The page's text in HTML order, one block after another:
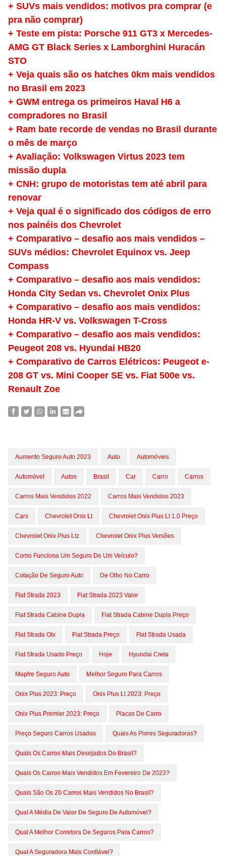
+ SUVs mais vendidos: motivos pra comprar (e
pra não comprar)
+ Teste em pista: Porsche 911 GT3 x Mercedes-
AMG GT Black Series x Lamborghini Huracán
STO
+ Veja quais são os hatches 0km mais vendidos
no Brasil em 2023
+ GWM entrega os primeiros Haval H6 a
compradores no Brasil
+ Ram bate recorde de vendas no Brasil durante
o mês de março
+ Avaliação: Volkswagen Virtus 2023 tem
missão dupla
+ CNH: grupo de motoristas tem até abril para
renovar
+ Veja qual é o significado dos códigos de erro
nos painéis dos Chevrolet
+ Comparativo – desafio aos mais vendidos –
SUVs médios: Chevrolet Equinox vs. Jeep
Compass
+ Comparativo – desafio aos mais vendidos:
Honda City Sedan vs. Chevrolet Onix Plus
+ Comparativo – desafio aos mais vendidos:
Honda HR-V vs. Volkswagen T-Cross
+ Comparativo – desafio aos mais vendidos:
Peugeot 208 vs. Hyundai HB20
+ Comparativo de Carros Elétricos: Peugeot e-
208 GT vs. Mini Cooper SE vs. Fiat 500e vs.
Renault Zoe
Aumento Seguro Auto 2023 Auto Automóveis
Automóvel Autos Brasil Car Carro Carros
Carros Mais Vendidos 2022 Carros Mais Vendidos 2023
Cars Chevrolet Onix Lt Chevrolet Onix Plus Lt 1.0 Preço
Chevrolet Onix Plus Ltz Chevrolet Onix Plus Versões
Como Funciona Um Seguro De Um Veículo?
Cotação De Seguro Auto De Olho No Carro
Fiat Strada 2023 Fiat Strada 2023 Valor
Fiat Strada Cabine Dupla Fiat Strada Cabine Dupla Preço
Fiat Strada Olx Fiat Strada Preço Fiat Strada Usada
Fiat Strada Usado Preço Hoje Hyundai Creta
Mapfre Seguro Auto Melhor Seguro Para Carros
Onix Plus 2023: Preço Onix Plus Lt 2023: Preço
Onix Plus Premier 2023: Preço Placas De Carro
Preço Seguro Carros Usados Quais As Piores Seguradoras?
Quais Os Carros Mais Desejados Do Brasil?
Quais Os Carros Mais Vendidos Em Fevereiro De 2023?
Quais São Os 20 Carros Mais Vendidos No Brasil?
Qual A Média De Valor De Seguro De Automóvel?
Qual A Melhor Corretora De Seguros Para Carros?
Qual A Seguradora Mais Confiável?